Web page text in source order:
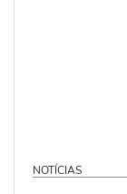
NOTÍCIAS